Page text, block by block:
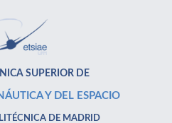
SUPERIOR DE
Y DEL ESPACIO
DE MADRID